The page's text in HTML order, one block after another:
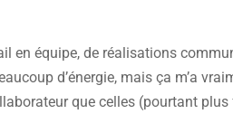
en équipe, de réalisations
d’énergie, mais ça m’a
que celles (pourtant